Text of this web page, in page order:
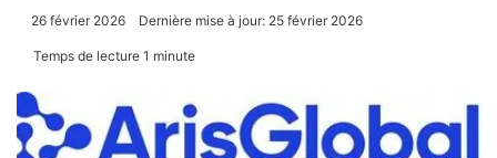
26 février 2026 Dernière mise à jour: 25 février 2026
Temps de lecture 1 minute